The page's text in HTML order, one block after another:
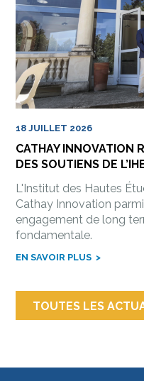
18 JUILLET 2026
CATHAY INNOVATION
DES SOUTIENS DE
L'Institut des Hautes
Cathay Innovation
engagement de long
fondamentale.
EN SAVOIR PLUS
TOUTES LES